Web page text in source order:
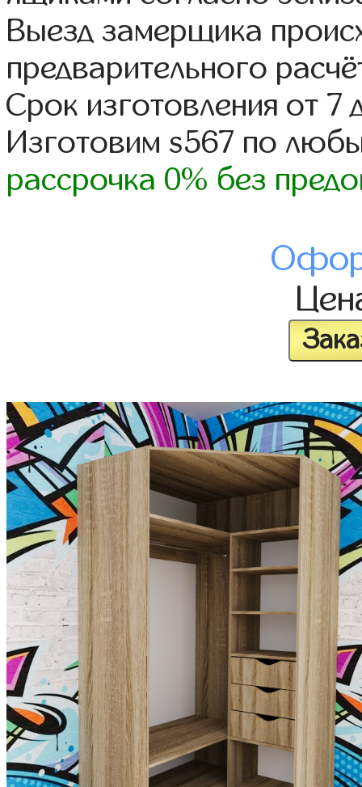
Выезд замерщика
предварительного
Срок изготовления от 7
Изготовим s567 по
рассрочка 0% без